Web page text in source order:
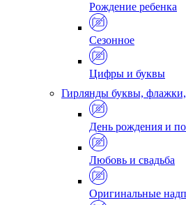
Рождение ребенка
Сезонное
Цифры и буквы
Гирлянды буквы,
День рождения и
Любовь и свадьба
Оригинальные